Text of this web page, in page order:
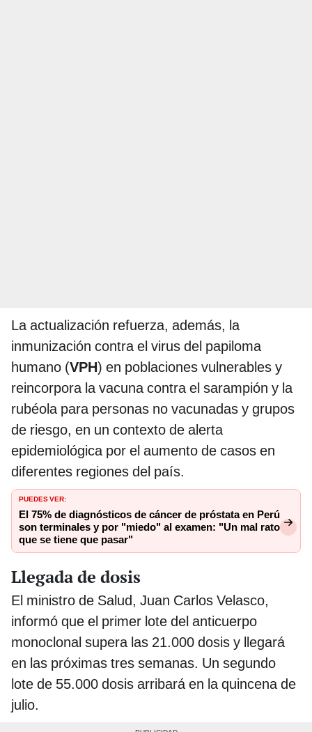
La actualización refuerza, además, la
inmunización contra el virus del papiloma
humano (VPH) en poblaciones vulnerables y
reincorpora la vacuna contra el sarampión y la
rubéola para personas no vacunadas y grupos
de riesgo, en un contexto de alerta
epidemiológica por el aumento de casos en
diferentes regiones del país.
PUEDES VER:
El 75% de diagnósticos de cáncer de próstata en Perú
son terminales y por "miedo" al examen: "Un mal rato
que se tiene que pasar"
Llegada de dosis
El ministro de Salud, Juan Carlos Velasco,
informó que el primer lote del anticuerpo
monoclonal supera las 21.000 dosis y llegará
en las próximas tres semanas. Un segundo
lote de 55.000 dosis arribará en la quincena de
julio.